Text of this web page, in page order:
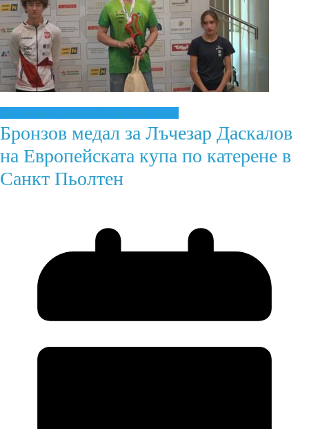
Екстремни спортовеКатеренеНовини
Бронзов медал за Лъчезар Даскалов
на Европейската купа по катерене в
Санкт Пьолтен